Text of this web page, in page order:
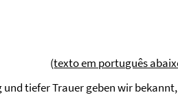
(texto em português
tiefer Trauer geben wir bekannt,